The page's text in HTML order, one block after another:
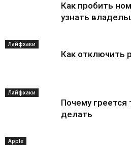
Как пробить
узнать
Лайфхаки
Как отключить
Лайфхаки
Почему греется
делать
Apple